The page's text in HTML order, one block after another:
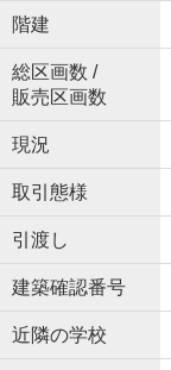
階建
総区画数 /
販売区画数
現況
取引態様
引渡し
建築確認番号
近隣の学校